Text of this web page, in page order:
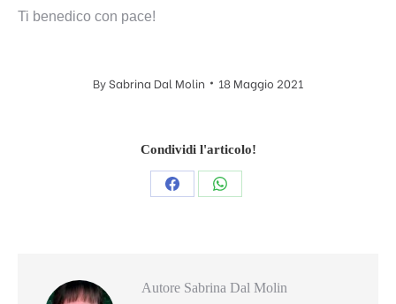
Ti benedico con pace!
BySabrina Dal Molin 18 Maggio 2021
Condividi l'articolo!
CondividiCondividi
Autore Sabrina Dal Molin